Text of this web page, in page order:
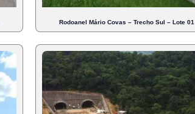
Rodoanel Mário Covas – Trecho Sul – Lote 01